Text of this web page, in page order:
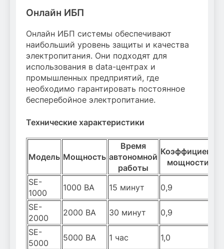
Онлайн ИБП
Онлайн ИБП системы обеспечивают
наибольший уровень защиты и качества
электропитания. Они подходят для
использования в data-центрах и
промышленных предприятий, где
необходимо гарантировать постоянное
бесперебойное электропитание.
Технические характеристики
Модель Мощность
Время
автономной
работы
Коэффициент
мощности
SE-
1000
1000 ВА 15 минут
0,9
SE-
2000
2000 ВА 30 минут
0,9
SE-
5000
5000 ВА 1 час 1,0